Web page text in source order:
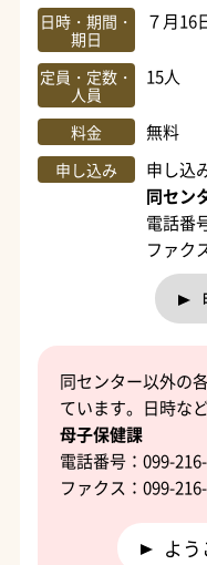
日時・期間・
期日
７月16
定員・定数・
人員
15人
料金 無料
申し込み
申し込
同セン
電話番
ファク
同センター以外の
ています。日時な
母子保健課
電話番号：099-
ファクス：099-
よ